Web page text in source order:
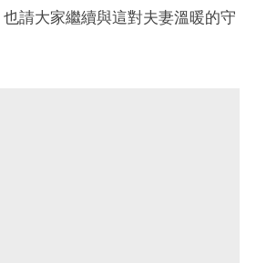
請大家繼續與這對夫妻溫暖的守